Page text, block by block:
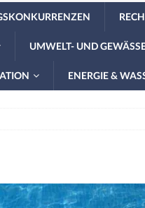
UMWELT- UND
ENERGIE &